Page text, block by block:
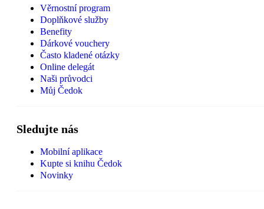
Věrnostní program
Doplňkové služby
Benefity
Dárkové vouchery
Často kladené otázky
Online delegát
Naši průvodci
Můj Čedok
Sledujte nás
Mobilní aplikace
Kupte si knihu Čedok
Novinky